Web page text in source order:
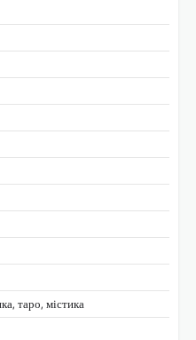
таро, містика